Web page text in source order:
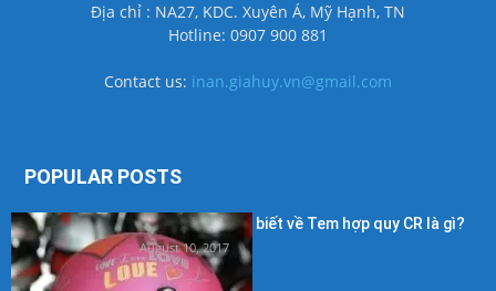
Địa chỉ : NA27, KDC. Xuyên Á, Mỹ Hạnh, TN
Hotline: 0907 900 881
Contact us: inan.giahuy.vn@gmail.com
POPULAR POSTS
Những điều cần biết về Tem hợp quy CR là gì?
August 10, 2017